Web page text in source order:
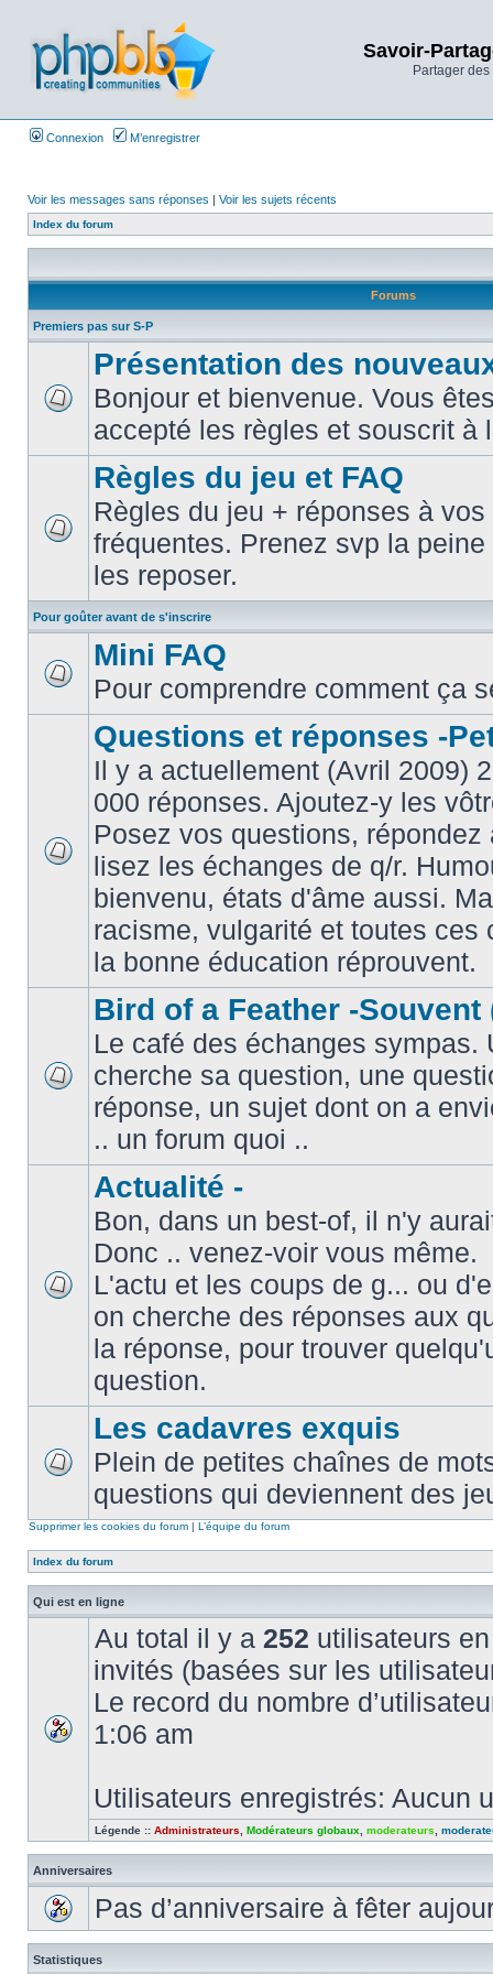
Savoir-
Partager
Connexion M’enregistrer
Voir les messages sans réponses | Voir les sujets récents
Index du forum
Forums
Premiers pas sur S-P
Présentation des
Bonjour et bienvenue. Vous
accepté les règles et souscrit à
Règles du jeu et FAQ
Règles du jeu + réponses à
fréquentes. Prenez svp la
les reposer.
Pour goûter avant de s'inscrire
Mini FAQ
Pour comprendre comment ça
Questions et réponses -
Il y a actuellement (Avril 2009)
000 réponses. Ajoutez-y les
Posez vos questions,
lisez les échanges de q/r.
bienvenu, états d'âme aussi.
racisme, vulgarité et toutes ces
la bonne éducation réprouvent.
Bird of a Feather -Souvent
Le café des échanges sympas.
cherche sa question, une
réponse, un sujet dont on a
.. un forum quoi ..
Actualité -
Bon, dans un best-of, il n'y
Donc .. venez-voir vous même.
L'actu et les coups de g... ou
on cherche des réponses aux
la réponse, pour trouver
question.
Les cadavres exquis
Plein de petites chaînes de
questions qui deviennent des
Supprimer les cookies du forum | L’équipe du forum
Index du forum
Qui est en ligne
Au total il y a 252 utilisateurs
invités (basées sur les
Le record du nombre
1:06 am
Utilisateurs enregistrés: Aucun
Légende :: Administrateurs Modérateurs globaux moderateurs
Anniversaires
Pas d’anniversaire à fêter
Statistiques